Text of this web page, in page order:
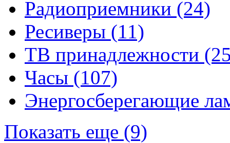
Радиоприемники (24)
Ресиверы (11)
ТВ принадлежности
Часы (107)
Энергосберегающие
Показать еще (9)